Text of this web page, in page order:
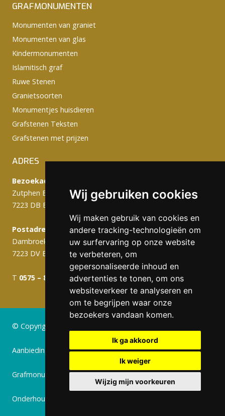
Wij gebruiken cookies
Wij maken gebruik van cookies en
andere tracking-technologieën om
uw surfervaring op onze website
te verbeteren, om
gepersonaliseerde inhoud en
advertenties te tonen, om ons
websiteverkeer te analyseren en
om te begrijpen waar onze
bezoekers vandaan komen.
Ik ga akkoord
Ik weiger
Wijzig mijn voorkeuren
GRAFMONUMENTEN
Monumenten van graniet
Monumenten van glas
Kindermonumenten
Islamitisch graf
Ruwe Stenen
Granietsoorten
Monumentjes huisdieren
Grafstenen Teksten
Grafstenen met prijzen
ADRES
Bezoekadres:
Zutphen Emmerikseweg 103C
7223 DB Baak
Postadres (werkplaats):
Dambroek 10A
7223 DV Baak
T 0575 – 820 988 info@gerritsengrafmonumenten.nl
© Copyright 2024 Gerritsen Grafmonumenten
Aanbiedingen
Grafmonumenten
Onderhoud